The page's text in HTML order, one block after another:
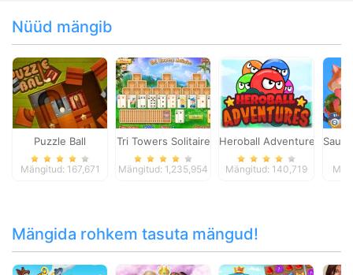
Nüüd mängib
Puzzle Ball
Mängitud: 167,671
Tri Towers Solitaire
Mängitud: 1,235,954
Heroball Adventures
Mängitud: 140,719
Mängida rohkem tasuta mängud!